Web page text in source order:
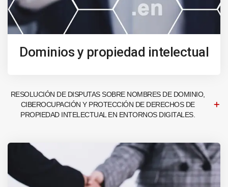
Dominios y propiedad intelectual
RESOLUCIÓN DE DISPUTAS SOBRE NOMBRES DE DOMINIO,
CIBEROCUPACIÓN Y PROTECCIÓN DE DERECHOS DE
PROPIEDAD INTELECTUAL EN ENTORNOS DIGITALES.